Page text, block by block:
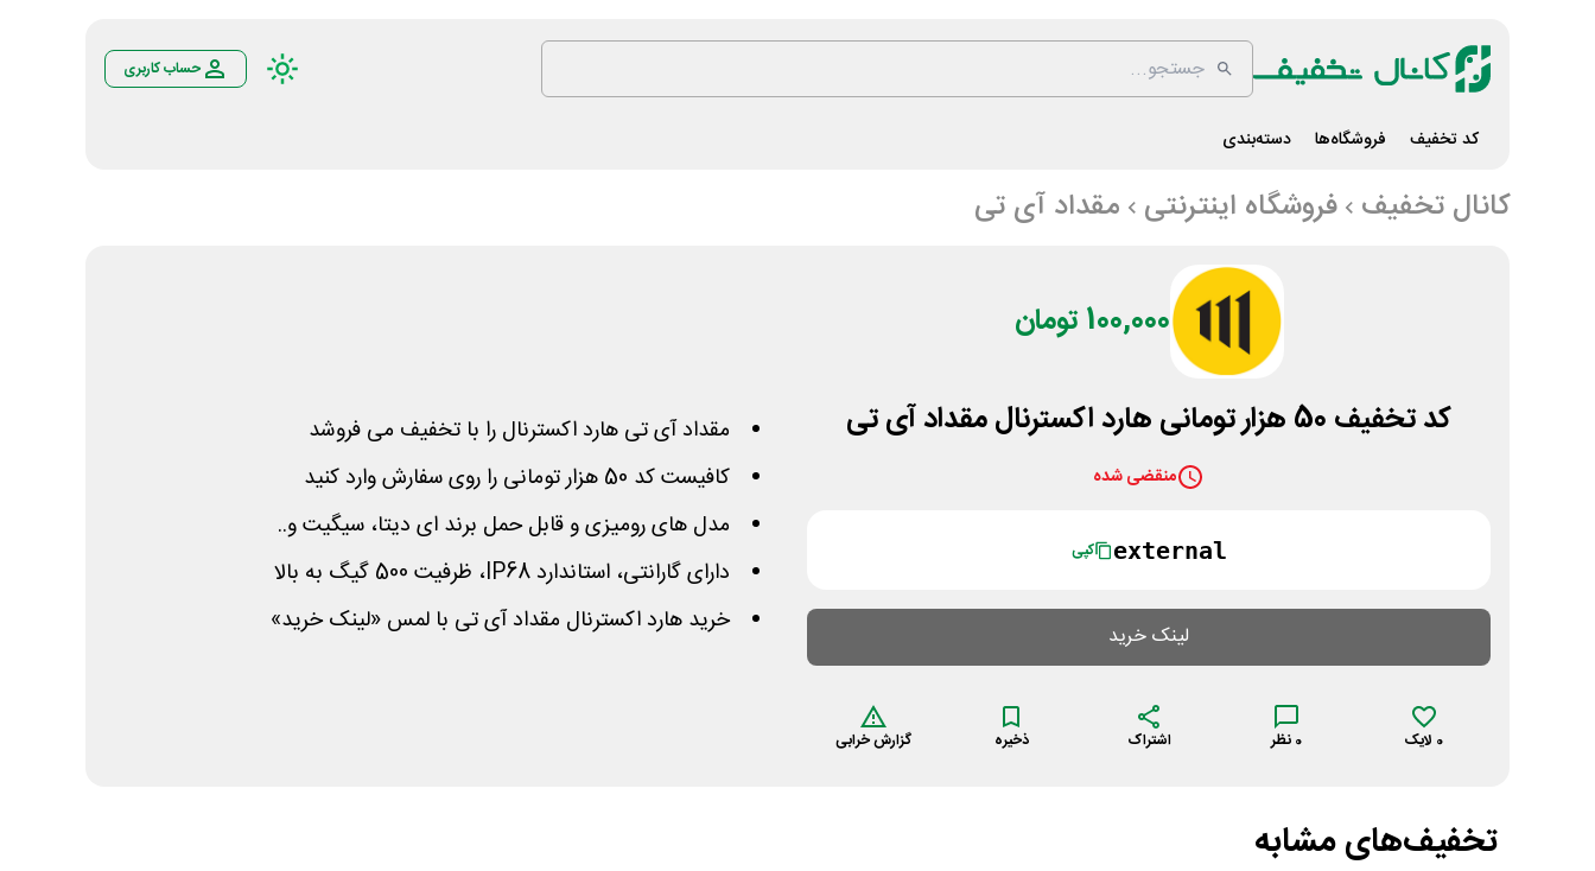
حساب کاربری
کد تخفیف فروشگاه‌ها دسته‌بندی
کانال تخفیف فروشگاه اینترنتی مقداد آی تی
100,000 تومان
کد تخفیف 50 هزار تومانی هارد اکسترنال مقداد آی تی
منقضی شده
external کپی
لینک خرید
0 لایک 0 نظر اشتراک ذخیره گزارش خرابی
مقداد آی تی هارد اکسترنال را با تخفیف می فروشد
کافیست کد 50 هزار تومانی را روی سفارش وارد کنید
مدل های رومیزی و قابل حمل برند ای دیتا، سیگیت و..
دارای گارانتی، استاندارد IP68، ظرفیت 500 گیگ به بالا
خرید هارد اکسترنال مقداد آی تی با لمس «لینک خرید»
تخفیف‌های مشابه